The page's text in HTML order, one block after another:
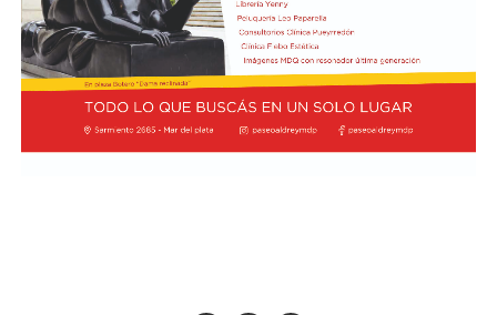
Narrativo de Librería Universitaria, Taller de Cine
Comunitario Caracoles Audiovisuales, Taller Hacete la
película del Colegio Nacional Dr. Arturo H. Illia y el
Taller de Cine Comunitario CortoCircuito de la Facultad
de Psicología.